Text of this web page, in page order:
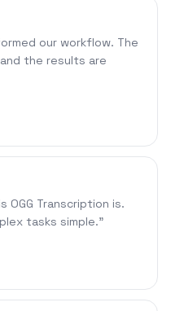
our workflow. The
the results are
Transcription is.
tasks simple."